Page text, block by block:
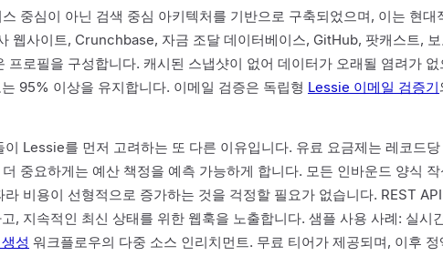
중심이 아닌 검색 중심 아키텍처를 기반으로 구축되었으며, 이는 현대
웹사이트, Crunchbase, 자금 조달 데이터베이스, GitHub, 팟캐스트,
프로필을 구성합니다. 캐시된 스냅샷이 없어 데이터가 오래될 염려가
95% 이상을 유지합니다. 이메일 검증은 독립형 Lessie 이메일 검증기
이 Lessie를 먼저 고려하는 또 다른 이유입니다. 유료 요금제는 레코드
중요하게는 예산 책정을 예측 가능하게 합니다. 모든 인바운드 양식
라 비용이 선형적으로 증가하는 것을 걱정할 필요가 없습니다. REST
, 지속적인 최신 상태를 위한 웹훅을 노출합니다. 샘플 사용 사례: 실
성 워크플로우의 다중 소스 인리치먼트. 무료 티어가 제공되며, 이후